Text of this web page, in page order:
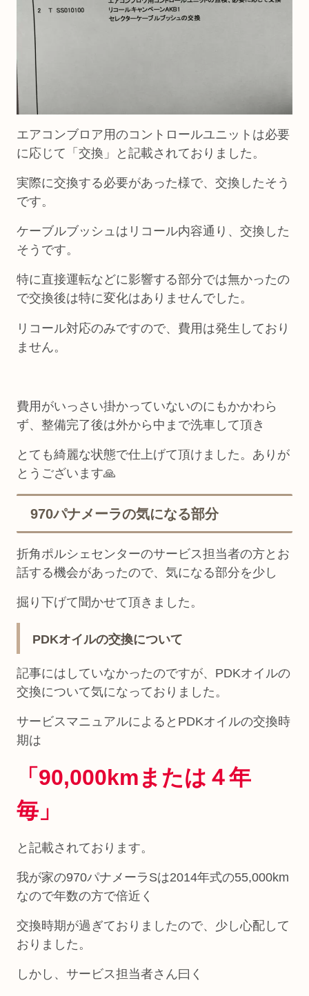
エアコンブロア用のコントロールユニットは必要
に応じて「交換」と記載されておりました。
実際に交換する必要があった様で、交換したそう
です。
ケーブルブッシュはリコール内容通り、交換した
そうです。
特に直接運転などに影響する部分では無かったの
で交換後は特に変化はありませんでした。
リコール対応のみですので、費用は発生しており
ません。
費用がいっさい掛かっていないのにもかかわら
ず、整備完了後は外から中まで洗車して頂き
とても綺麗な状態で仕上げて頂けました。ありが
とうございます🙏
970パナメーラの気になる部分
折角ポルシェセンターのサービス担当者の方とお
話する機会があったので、気になる部分を少し
掘り下げて聞かせて頂きました。
PDKオイルの交換について
記事にはしていなかったのですが、PDKオイルの
交換について気になっておりました。
サービスマニュアルによるとPDKオイルの交換時
期は
「90,000kmまたは４年
毎」
と記載されております。
我が家の970パナメーラSは2014年式の55,000km
なので年数の方で倍近く
交換時期が過ぎておりましたので、少し心配して
おりました。
しかし、サービス担当者さん曰く